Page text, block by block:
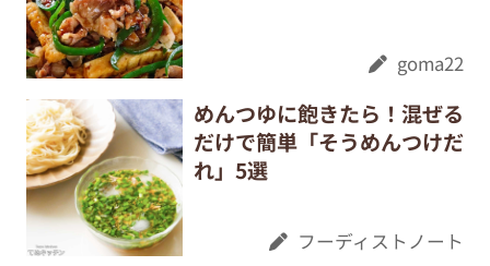
goma22
めんつゆに飽きたら！混ぜる
だけで簡単「そうめんつけだ
れ」5選
フーディストノート